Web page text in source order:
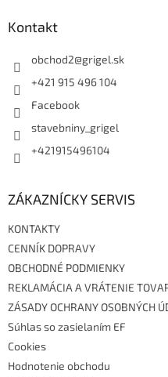
Kontakt
obchod2@grigel.sk
+421 915 496 104
Facebook
stavebniny_grigel
+421915496104
ZÁKAZNÍCKY SERVIS
KONTAKTY
CENNÍK DOPRAVY
OBCHODNÉ PODMIENKY
REKLAMÁCIA A VRÁTENIE
ZÁSADY OCHRANY OSOBNÝCH
Súhlas so zasielaním EF
Cookies
Hodnotenie obchodu